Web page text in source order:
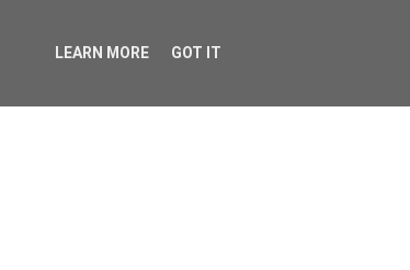
LEARN MORE GOT IT